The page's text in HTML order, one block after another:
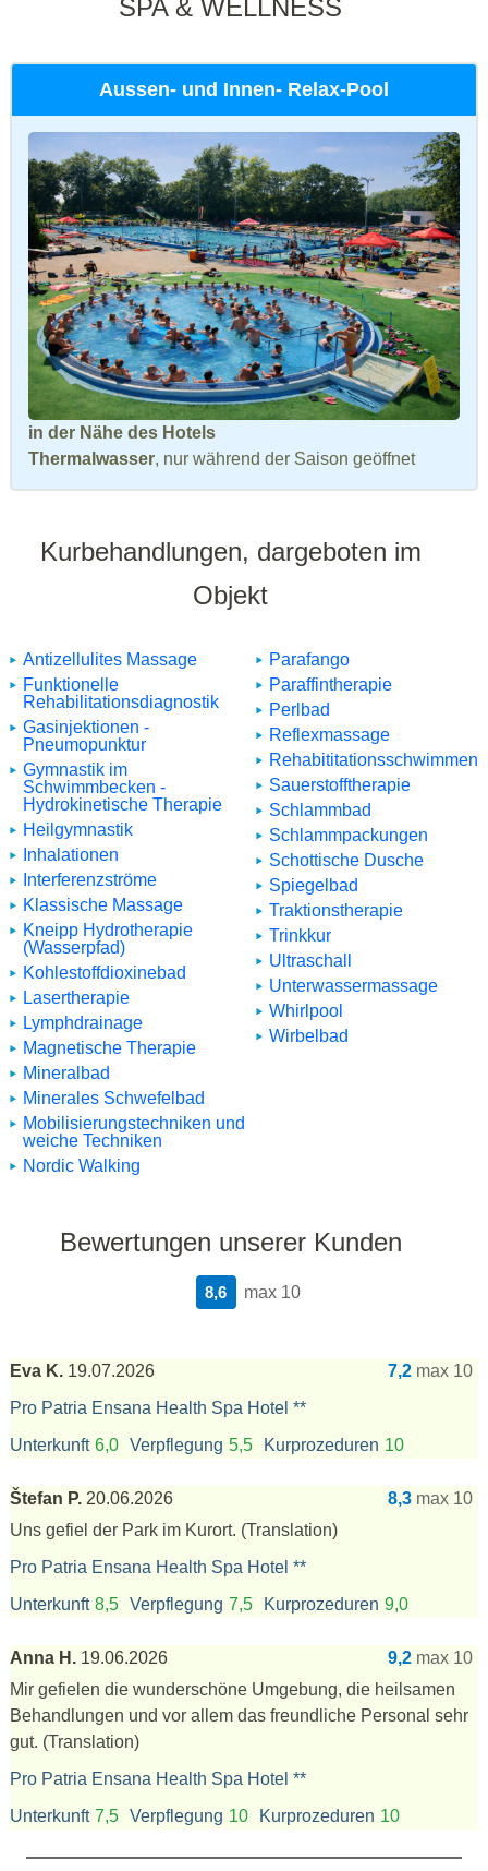
SPA & WELLNESS
Aussen- und Innen- Relax-Pool
in der Nähe des Hotels
Thermalwasser, nur während der Saison geöffnet
Kurbehandlungen, dargeboten im
Objekt
Antizellulites Massage
Funktionelle
Rehabilitationsdiagnostik
Gasinjektionen -
Pneumopunktur
Gymnastik im
Schwimmbecken -
Hydrokinetische Therapie
Heilgymnastik
Inhalationen
Interferenzströme
Klassische Massage
Kneipp Hydrotherapie
(Wasserpfad)
Kohlestoffdioxinebad
Lasertherapie
Lymphdrainage
Magnetische Therapie
Mineralbad
Minerales Schwefelbad
Mobilisierungstechniken und
weiche Techniken
Nordic Walking
Parafango
Paraffintherapie
Perlbad
Reflexmassage
Rehabititationsschwimmen
Sauerstofftherapie
Schlammbad
Schlammpackungen
Schottische Dusche
Spiegelbad
Traktionstherapie
Trinkkur
Ultraschall
Unterwassermassage
Whirlpool
Wirbelbad
Bewertungen unserer Kunden
max 10
8,6
Eva K. 19.07.2026 7,2 max 10
Pro Patria Ensana Health Spa Hotel **
Unterkunft 6,0 Verpflegung 5,5 Kurprozeduren 10
Štefan P. 20.06.2026 8,3 max 10
Uns gefiel der Park im Kurort. (Translation)
Pro Patria Ensana Health Spa Hotel **
Unterkunft 8,5 Verpflegung 7,5 Kurprozeduren 9,0
Anna H. 19.06.2026 9,2 max 10
Mir gefielen die wunderschöne Umgebung, die heilsamen
Behandlungen und vor allem das freundliche Personal sehr
gut. (Translation)
Pro Patria Ensana Health Spa Hotel **
Unterkunft 7,5 Verpflegung 10 Kurprozeduren 10